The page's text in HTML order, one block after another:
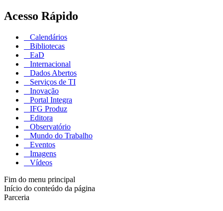
Acesso Rápido
Calendários
Bibliotecas
EaD
Internacional
Dados Abertos
Serviços de TI
Inovação
Portal Integra
IFG Produz
Editora
Observatório
Mundo do Trabalho
Eventos
Imagens
Vídeos
Fim do menu principal
Início do conteúdo da página
Parceria